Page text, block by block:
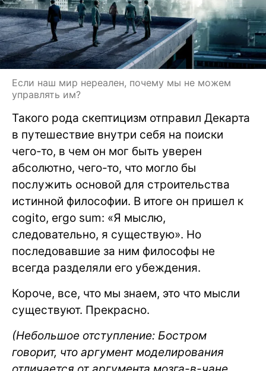
Если наш мир нереален, почему мы не можем
управлять им?
Такого рода скептицизм отправил Декарта
в путешествие внутри себя на поиски
чего-то, в чем он мог быть уверен
абсолютно, чего-то, что могло бы
послужить основой для строительства
истинной философии. В итоге он пришел к
cogito, ergo sum: «Я мыслю,
следовательно, я существую». Но
последовавшие за ним философы не
всегда разделяли его убеждения.
Короче, все, что мы знаем, это что мысли
существуют. Прекрасно.
(Небольшое отступление: Бостром
говорит, что аргумент моделирования